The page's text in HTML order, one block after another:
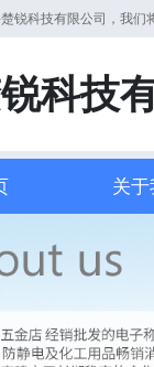
锐科技有限公司，我们
科技
关于